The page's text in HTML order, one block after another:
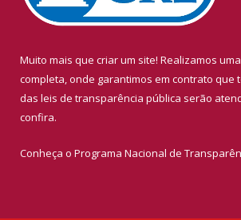
Muito mais que criar um site! Realizamos
completa, onde garantimos em contrato que
das leis de transparência pública serão
confira.
Conheça o Programa Nacional de